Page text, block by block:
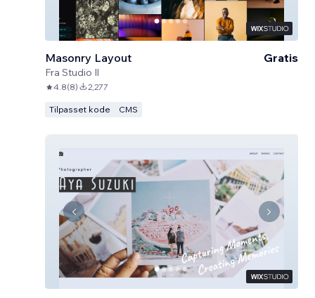
Masonry Layout
Fra Studio Il
Gratis
4.8(8) 2,277
Tilpasset kode CMS